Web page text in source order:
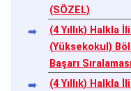
(SÖZEL)
(4 Yıllık) Halkla
(Yüksekokul)
Başarı
(4 Yıllık) Halkla